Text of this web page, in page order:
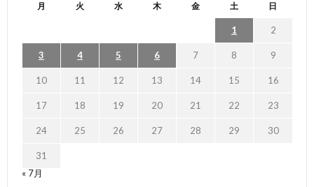
月 火 水 木 金 土 日
1 2
3 4 5 6 7 8 9
10 11 12 13 14 15 16
17 18 19 20 21 22 23
24 25 26 27 28 29 30
31
« 7月